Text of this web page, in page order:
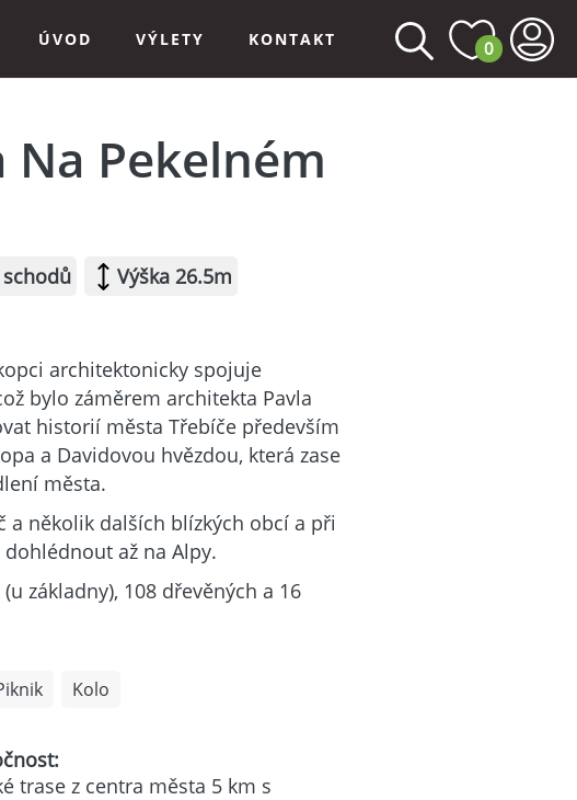
ÚVOD VÝLETY KONTAKT 0
Na Pekelném
schodů
Výška 26.5m
architektonicky spojuje
bylo záměrem architekta Pavla
historií města Třebíče především
a Davidovou hvězdou, která zase
města.
a několik dalších blízkých obcí a při
až na Alpy.
základny), 108 dřevěných a 16
Kolo
trase z centra města 5 km s